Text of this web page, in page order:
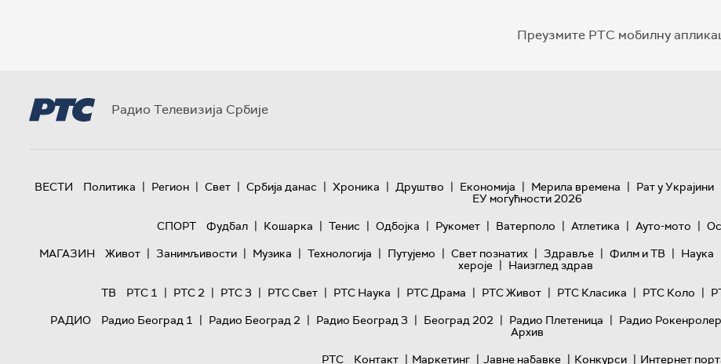
Преузмите РТС мобилну
Радио Телевизија Србије
ВЕСТИ Политика | Регион | Свет | Србија данас | Хроника | Друштво | Економија | Мерила времена | Рат у Украјини
ЕУ могућности 2026
СПОРТ
Фудбал | Кошарка | Тенис | Одбојка | Рукомет | Ватерполо | Атлетика | Ауто-мото |
МАГАЗИН
Живот | Занимљивости | Музика | Технологијa | Путујемо | Свет познатих | Здравље | Филм и ТВ | Наука
хероје | Наизглед здрав
ТВ
РТС 1 | РТС 2 | РТС 3 | РТС Свет | РТС Наука | РТС Драма | РТС Живот | РТС Класика | РТС Коло |
РАДИО
Радио Београд 1 | Радио Београд 2 | Радио Београд 3 | Београд 202 | Радио Плетеница | Радио Рокенролер
Архив
РТС
Контакт | Маркетинг | Јавне набавке | Конкурси | Интернет